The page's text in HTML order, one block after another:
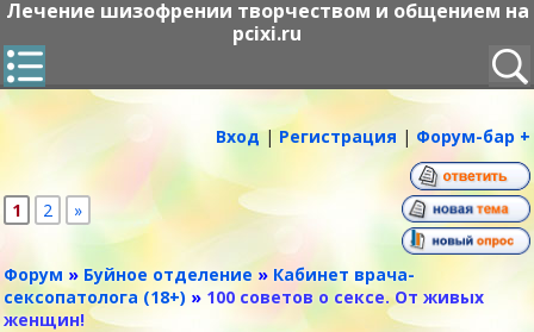
Лечение шизофрении творчеством и общением на
pcixi.ru
Вход| Регистрация | Форум-бар +
1 2 »
Форум » Буйное отделение » Кабинет врача-
сексопатолога (18+) » 100 советов о сексе. От живых
женщин!